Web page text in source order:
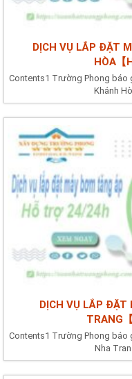
DỊCH VỤ LẮP ĐẶT
HÒA【
Contents1 Trường Phong báo
Khánh
DỊCH VỤ LẮP ĐẶT
TRANG
Contents1 Trường Phong báo
Nha